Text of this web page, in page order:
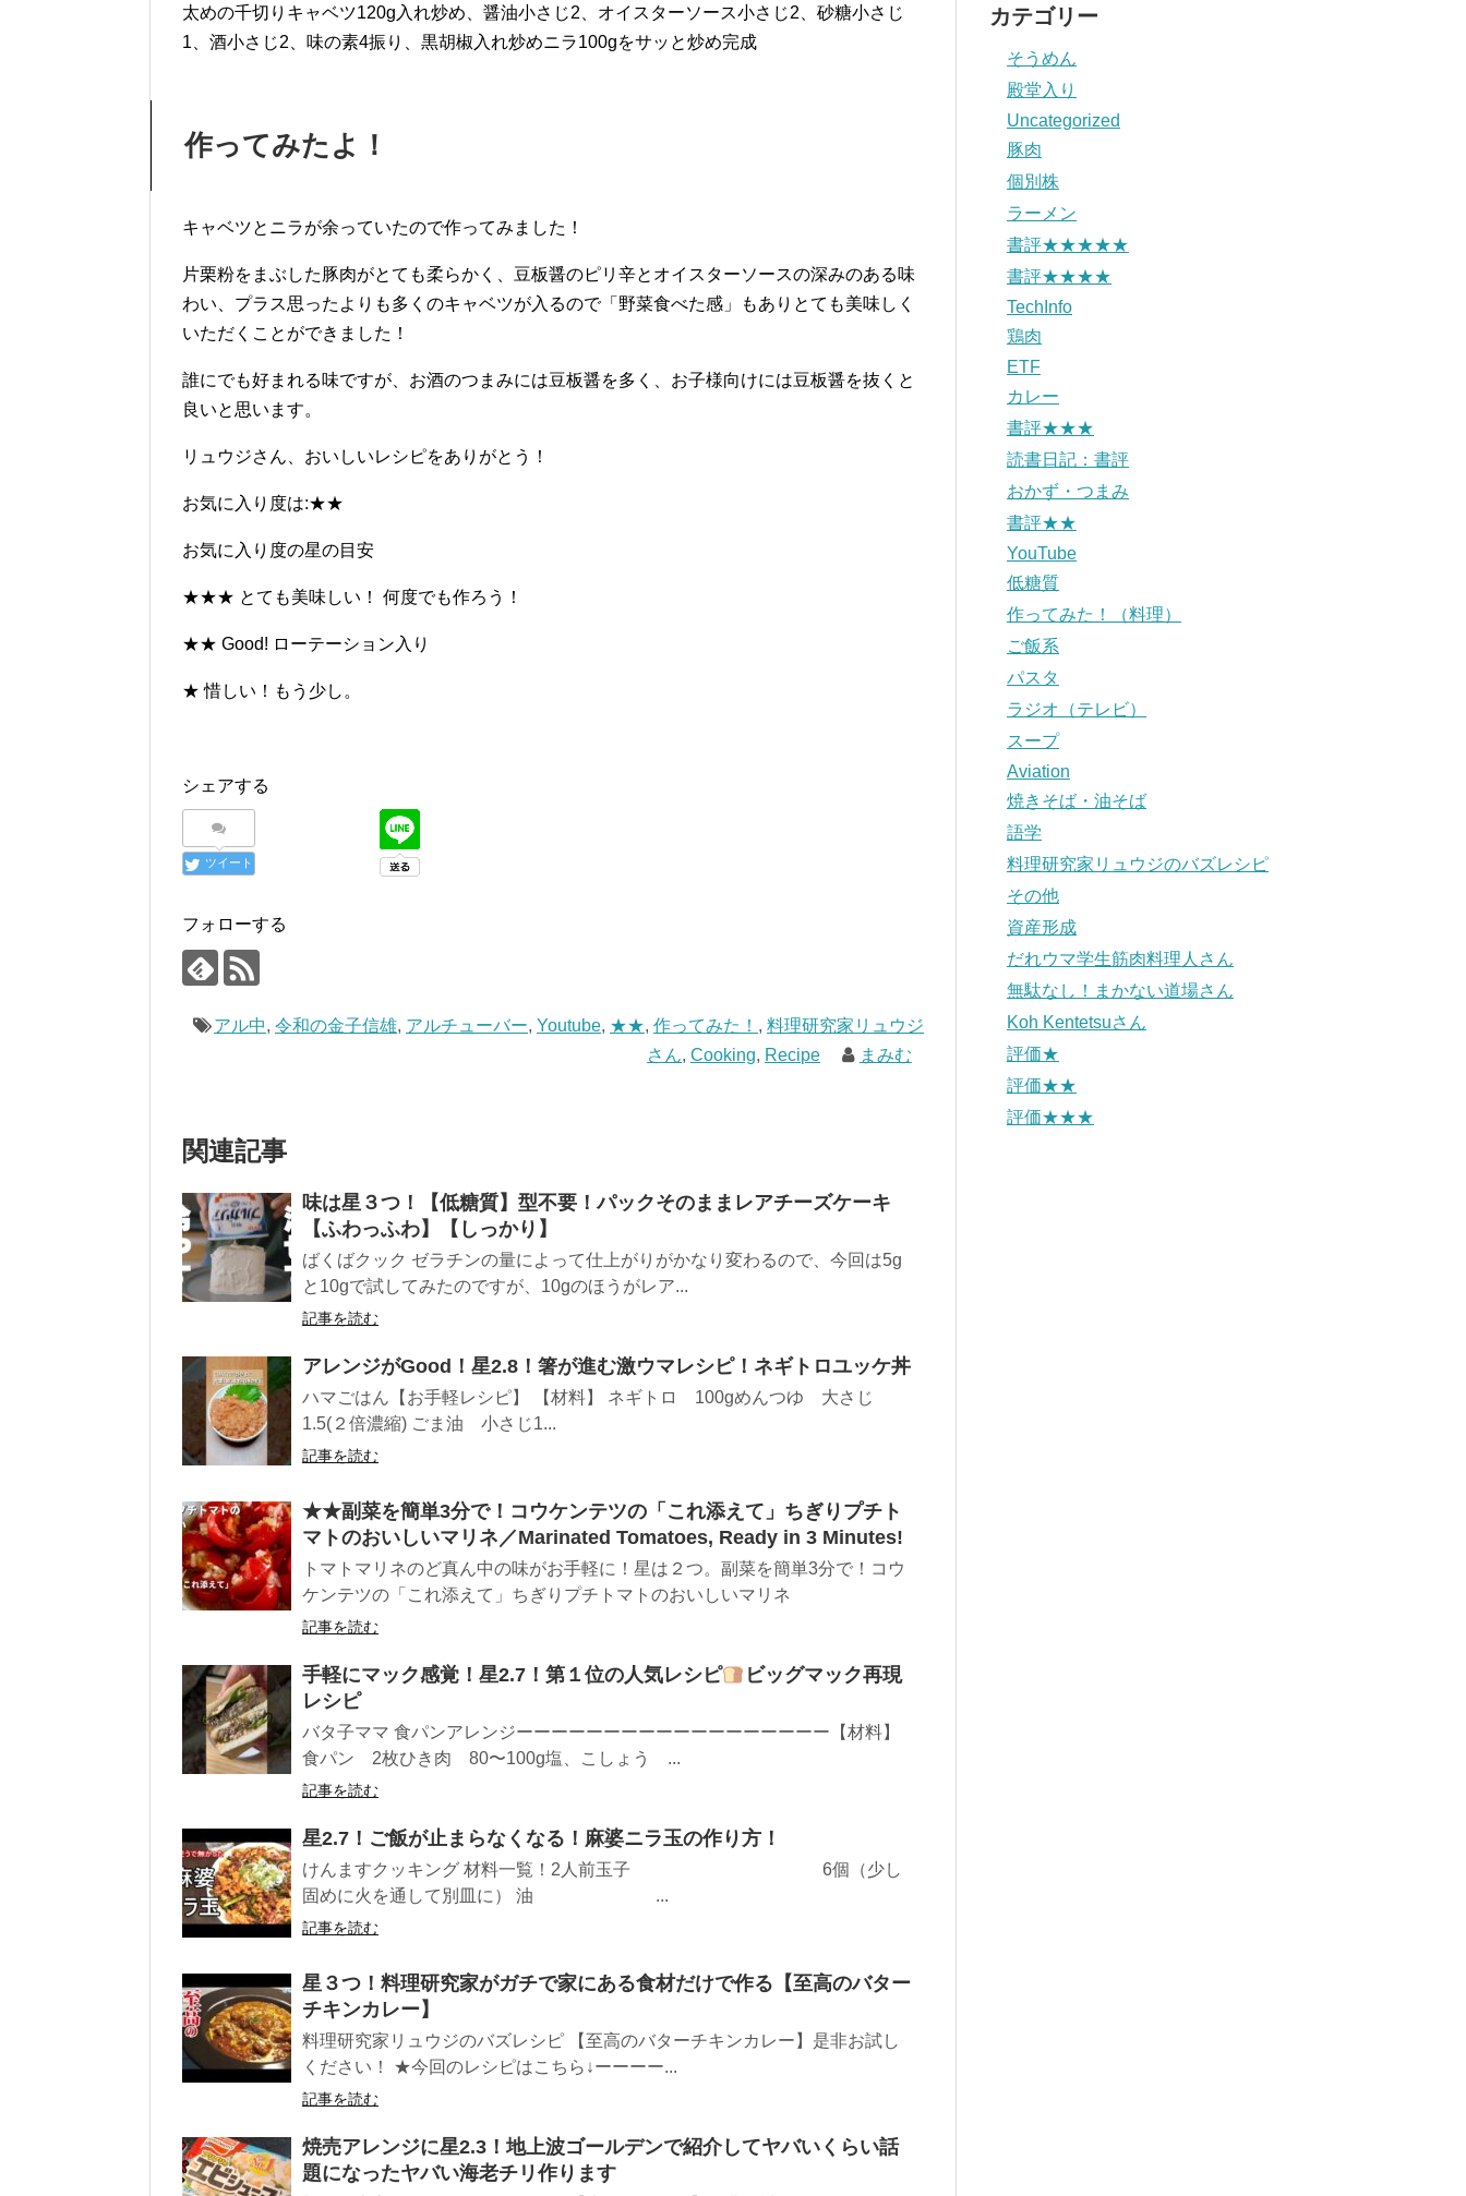
太めの千切りキャベツ120g入れ炒め、醤油小さじ2、オイスターソース小さじ2、砂糖小さじ
1、酒小さじ2、味の素4振り、黒胡椒入れ炒めニラ100gをサッと炒め完成
作ってみたよ！
キャベツとニラが余っていたので作ってみました！
片栗粉をまぶした豚肉がとても柔らかく、豆板醤のピリ辛とオイスターソースの深みのある味
わい、プラス思ったよりも多くのキャベツが入るので「野菜食べた感」もありとても美味しく
いただくことができました！
誰にでも好まれる味ですが、お酒のつまみには豆板醤を多く、お子様向けには豆板醤を抜くと
良いと思います。
リュウジさん、おいしいレシピをありがとう！
お気に入り度は:★★
お気に入り度の星の目安
★★★ とても美味しい！ 何度でも作ろう！
★★ Good! ローテーション入り
★ 惜しい！もう少し。
シェアする
ツイート
フォローする
アル中, 令和の金子信雄, アルチューバー, Youtube, ★★, 作ってみた！ , 料理研究家リュウジ
さん,Cooking, Recipe まみむ
関連記事
味は星３つ！【低糖質】型不要！パックそのままレアチーズケーキ
【ふわっふわ】【しっかり】
ばくばクック ゼラチンの量によって仕上がりがかなり変わるので、今回は5g
と10gで試してみたのですが、10gのほうがレア...
記事を読む
アレンジがGood！星2.8！箸が進む激ウマレシピ！ネギトロユッケ丼
ハマごはん【お手軽レシピ】 【材料】 ネギトロ 100gめんつゆ 大さじ
1.5(２倍濃縮) ごま油 小さじ1...
記事を読む
★★副菜を簡単3分で！コウケンテツの「これ添えて」ちぎりプチト
マトのおいしいマリネ／Marinated Tomatoes, Ready in 3 Minutes!
トマトマリネのど真ん中の味がお手軽に！星は２つ。副菜を簡単3分で！コウ
ケンテツの「これ添えて」ちぎりプチトマトのおいしいマリネ
記事を読む
手軽にマック感覚！星2.7！第１位の人気レシピ
ビッグマック再現
レシピ
バタ子ママ 食パンアレンジーーーーーーーーーーーーーーーーーー【材料】
食パン 2枚ひき肉 80〜100g塩、こしょう ...
記事を読む
星2.7！ご飯が止まらなくなる！麻婆ニラ玉の作り方！
けんますクッキング 材料一覧！2人前玉子 6個（少し
固めに火を通して別皿に） 油 ...
記事を読む
星３つ！料理研究家がガチで家にある食材だけで作る【至高のバター
チキンカレー】
料理研究家リュウジのバズレシピ 【至高のバターチキンカレー】是非お試し
ください！ ★今回のレシピはこちら↓ーーーー...
記事を読む
焼売アレンジに星2.3！地上波ゴールデンで紹介してヤバいくらい話
題になったヤバい海老チリ作ります
カテゴリー
そうめん
殿堂入り
Uncategorized
豚肉
個別株
ラーメン
書評★★★★★
書評★★★★
TechInfo
鶏肉
ETF
カレー
書評★★★
読書日記：書評
おかず・つまみ
書評★★
YouTube
低糖質
作ってみた！（料理）
ご飯系
パスタ
ラジオ（テレビ）
スープ
Aviation
焼きそば・油そば
語学
料理研究家リュウジのバズレシピ
その他
資産形成
だれウマ学生筋肉料理人さん
無駄なし！まかない道場さん
Koh Kentetsuさん
評価★
評価★★
評価★★★